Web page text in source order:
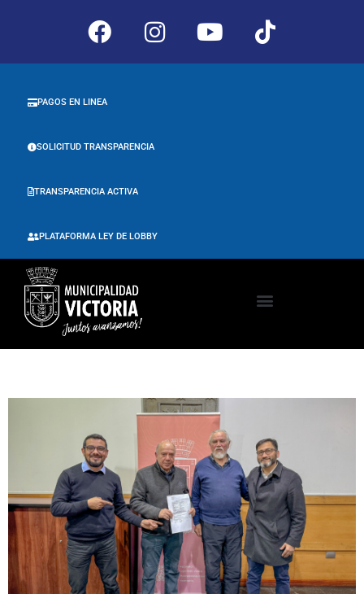
PLATAFORMA LEY DE LOBBY
TRANSPARENCIA ACTIVA
SOLICITUD TRANSPARENCIA
PAGOS EN LINEA